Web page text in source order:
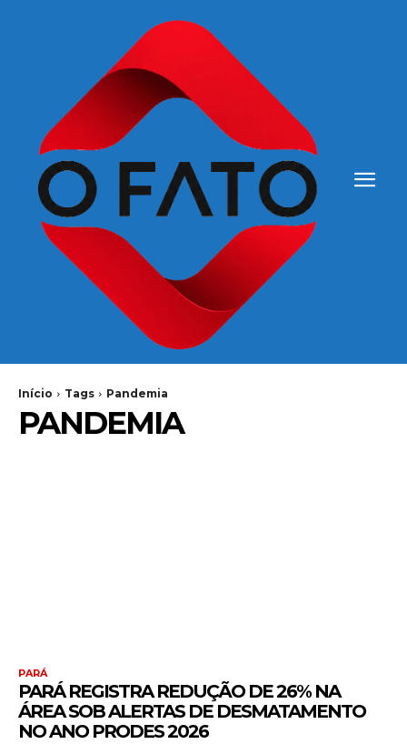
Início Tags Pandemia
PANDEMIA
PARÁ
PARÁ REGISTRA REDUÇÃO DE 26% NA
ÁREA SOB ALERTAS DE DESMATAMENTO
NO ANO PRODES 2026